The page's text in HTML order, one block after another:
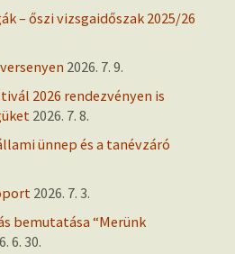
– őszi vizsgaidőszak 2025/26
2026. 7. 9.
2026 rendezvényen is
2026. 7. 8.
ünnep és a tanévzáró
2026. 7. 3.
bemutatása “Merünk
6. 30.